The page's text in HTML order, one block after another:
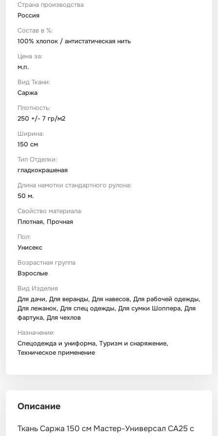
Страна производства
Россия
Состав в %:
100% хлопок / антистатическая нить
Цена за:
м.п.
Вид Ткани:
Саржа
Плотность:
250 +/- 7 гр/м2
Ширина:
150 см
Тип Отделки:
гладкокрашеная
Длина намотки стандартного рулона:
50 м.
Свойство материала:
Плотная, Прочная
Пол:
Унисекс
Возрастная группа
Взрослые
Вид Изделия
Для дачи, Для веранды, Для навесов, Для рабочей одежды,
Для лежанок, Для спец одежды, Для сумки Шоппера, Для
фартука, Для чехлов
Назначение:
Спецодежда и униформа, Туризм и снаряжение,
Техническое применение
Описание
Ткань Саржа 150 см Мастер-Универсал СА25 с
Футер
Шелк Армани
Штапель
Имитации материалов